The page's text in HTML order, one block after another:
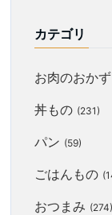
カテゴリ
お肉のおかず
丼もの (231)
パン (59)
ごはんもの
おつまみ (274)